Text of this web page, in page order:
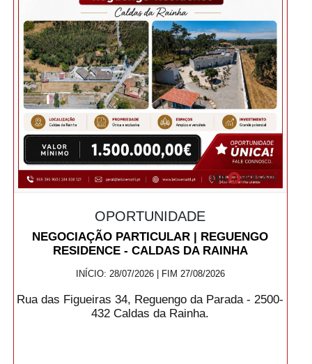
OPORTUNIDADE
NEGOCIAÇÃO PARTICULAR | REGUENGO
RESIDENCE - CALDAS DA RAINHA
INÍCIO: 28/07/2026 | FIM 27/08/2026
Rua das Figueiras 34, Reguengo da Parada - 2500-
432 Caldas da Rainha.